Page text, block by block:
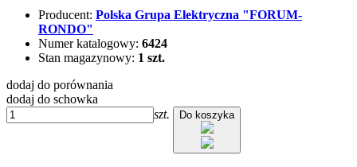
Producent: Polska Grupa Elektryczna "FORUM-
RONDO"
Numer katalogowy: 6424
Stan magazynowy: 1 szt.
dodaj do porównania
dodaj do schowka
szt.
Do koszyka